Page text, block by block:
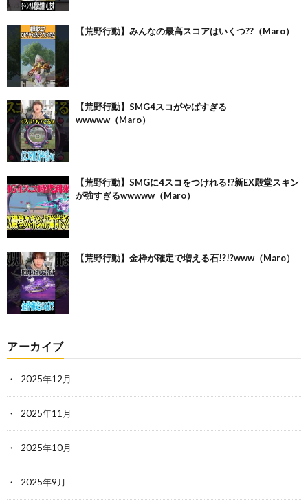
【荒野行動】みんなの最高スコアはいくつ??（Maro）
【荒野行動】SMG4スコがやばすぎる
wwwww（Maro）
【荒野行動】SMGに4スコをつけれる!?新EX殿堂スキン
が強すぎるwwwww（Maro）
【荒野行動】金枠が確定で増える石!?!?www（Maro）
アーカイブ
2025年12月
2025年11月
2025年10月
2025年9月